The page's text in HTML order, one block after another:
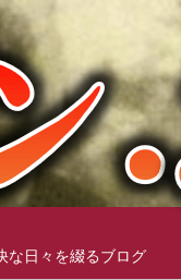
な日々を綴るブログ